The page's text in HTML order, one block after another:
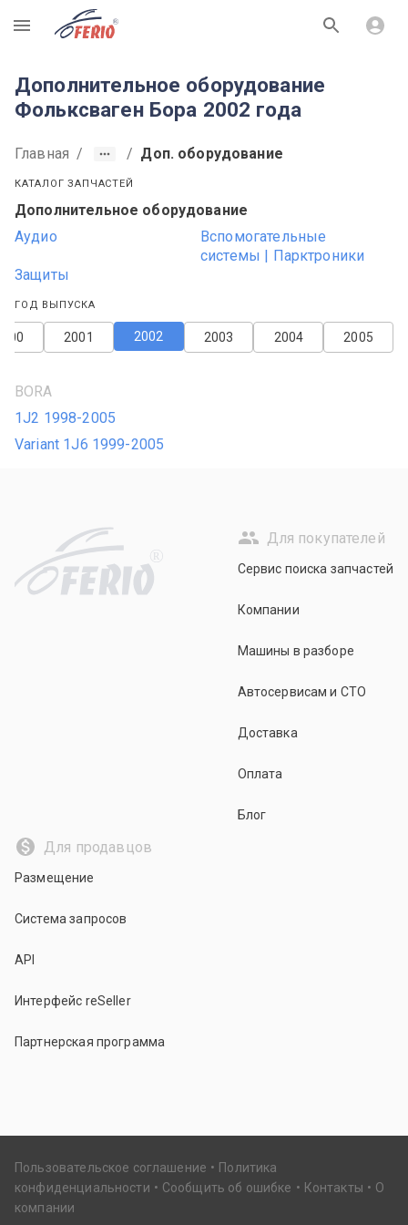
R
Дополнительное оборудование
Фольксваген Бора 2002 года
Главная / / Доп. оборудование
КАТАЛОГ ЗАПЧАСТЕЙ
Дополнительное оборудование
Аудио
Вспомогательные
системы | Парктроники
Защиты
ГОД ВЫПУСКА
2005
2004
2003
2002
2001
BORA
1J2 1998-2005
Variant 1J6 1999-2005
R
Для покупателей
Сервис поиска запчастей
Компании
Машины в разборе
Автосервисам и СТО
Доставка
Оплата
Блог
Для продавцов
Размещение
Система запросов
API
Интерфейс reSeller
Партнерская программа
Пользовательское соглашение
Политика
конфиденциальности
Сообщить об ошибке Контакты
О
компании